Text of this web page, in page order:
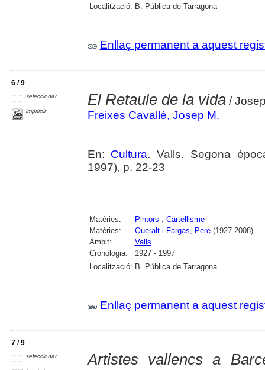
Localització: B. Pública de Tarragona
Enllaç permanent a aquest
6 / 9
seleccionar
imprimir
El Retaule de la vida/
Freixes Cavallé, Josep M.
En: Cultura. Valls. Segona
1997), p. 22-23
Matèries: Pintors ; Cartellisme
Matèries:
Queralt i Fargas, Pere(1927-2008)
Àmbit:
Valls
Cronologia:
1927 - 1997
Localització: B. Pública de Tarragona
Enllaç permanent a aquest
7 / 9
seleccionar
Artistes vallencs a